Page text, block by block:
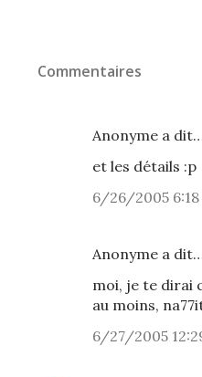
Commentaires
Anonyme a
et les détails :p
6/26/2005 6:18
Anonyme a
moi, je te dirai
au moins,
6/27/2005